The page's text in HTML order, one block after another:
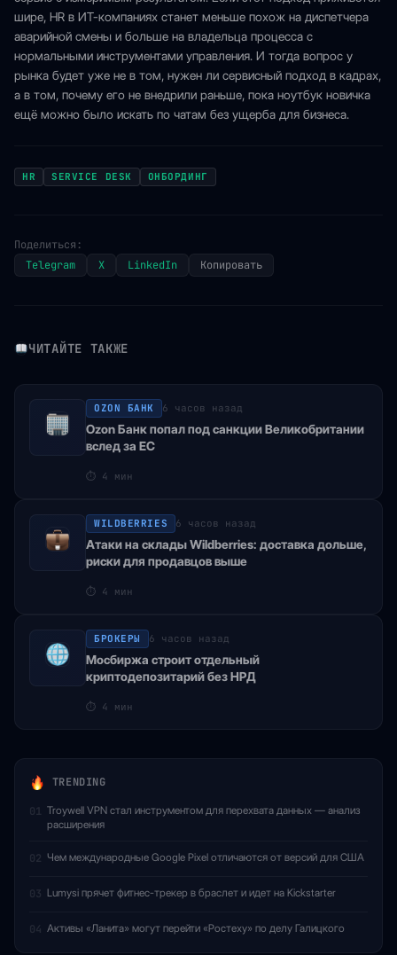
шире, HR в ИТ-компаниях станет меньше похож на диспетчера
аварийной смены и больше на владельца процесса с
нормальными инструментами управления. И тогда вопрос у
рынка будет уже не в том, нужен ли сервисный подход в кадрах,
а в том, почему его не внедрили раньше, пока ноутбук новичка
ещё можно было искать по чатам без ущерба для бизнеса.
HR SERVICE DESK ОНБОРДИНГ
Поделиться:
Telegram
X LinkedIn Копировать
ЧИТАЙТЕ ТАКЖЕ
OZON БАНК 6 часов назад
Ozon Банк попал под санкции Великобритании
вслед за ЕС
⏱ 4 мин
WILDBERRIES 6 часов назад
Атаки на склады Wildberries: доставка дольше,
риски для продавцов выше
⏱ 4 мин
БРОКЕРЫ 6 часов назад
Мосбиржа строит отдельный
криптодепозитарий без НРД
⏱ 4 мин
TRENDING
01 Troywell VPN стал инструментом для перехвата данных — анализ
расширения
02 Чем международные Google Pixel отличаются от версий для США
03 Lumysi прячет фитнес-трекер в браслет и идет на Kickstarter
04 Активы «Ланита» могут перейти «Ростеху» по делу Галицкого